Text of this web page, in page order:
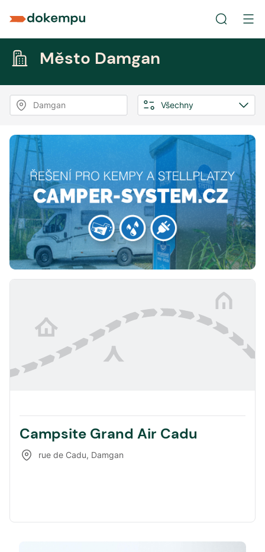
Město Damgan
Damgan Všechny
Campsite Grand Air Cadu
rue de Cadu, Damgan